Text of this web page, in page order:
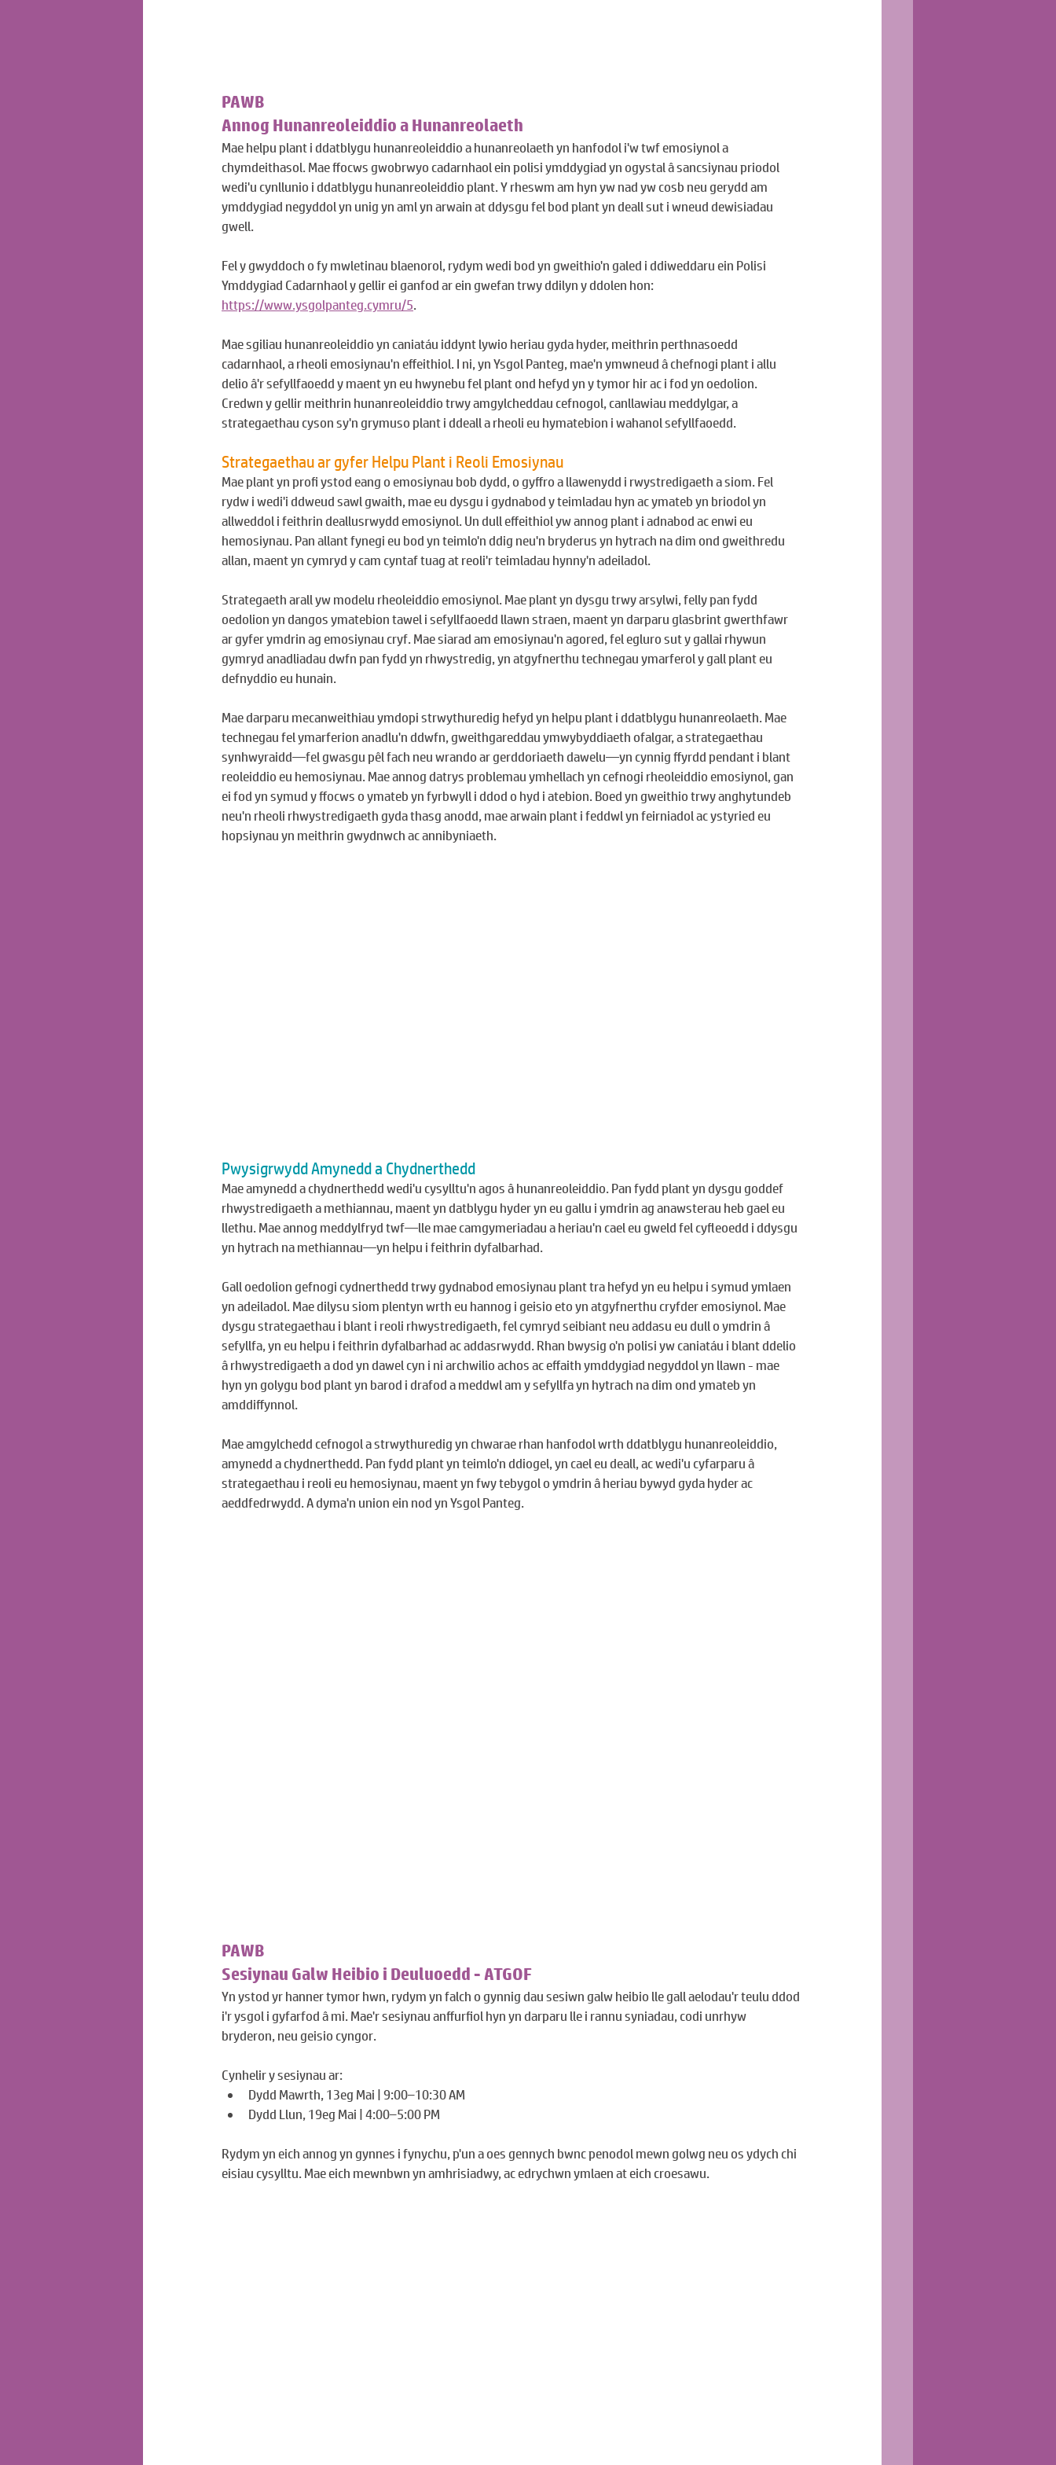
PAWB
Annog Hunanreoleiddio a Hunanreolaeth
Mae helpu plant i ddatblygu hunanreoleiddio a hunanreolaeth yn hanfodol i'w twf emosiynol a
chymdeithasol. Mae ffocws gwobrwyo cadarnhaol ein polisi ymddygiad yn ogystal â sancsiynau priodol
wedi'u cynllunio i ddatblygu hunanreoleiddio plant. Y rheswm am hyn yw nad yw cosb neu gerydd am
ymddygiad negyddol yn unig yn aml yn arwain at ddysgu fel bod plant yn deall sut i wneud dewisiadau
gwell.
Fel y gwyddoch o fy mwletinau blaenorol, rydym wedi bod yn gweithio'n galed i ddiweddaru ein Polisi
Ymddygiad Cadarnhaol y gellir ei ganfod ar ein gwefan trwy ddilyn y ddolen hon:
https://www.ysgolpanteg.cymru/5.
Mae sgiliau hunanreoleiddio yn caniatáu iddynt lywio heriau gyda hyder, meithrin perthnasoedd
cadarnhaol, a rheoli emosiynau'n effeithiol. I ni, yn Ysgol Panteg, mae'n ymwneud â chefnogi plant i allu
delio â'r sefyllfaoedd y maent yn eu hwynebu fel plant ond hefyd yn y tymor hir ac i fod yn oedolion.
Credwn y gellir meithrin hunanreoleiddio trwy amgylcheddau cefnogol, canllawiau meddylgar, a
strategaethau cyson sy'n grymuso plant i ddeall a rheoli eu hymatebion i wahanol sefyllfaoedd.
Strategaethau ar gyfer Helpu Plant i Reoli Emosiynau
Mae plant yn profi ystod eang o emosiynau bob dydd, o gyffro a llawenydd i rwystredigaeth a siom. Fel
rydw i wedi'i ddweud sawl gwaith, mae eu dysgu i gydnabod y teimladau hyn ac ymateb yn briodol yn
allweddol i feithrin deallusrwydd emosiynol. Un dull effeithiol yw annog plant i adnabod ac enwi eu
hemosiynau. Pan allant fynegi eu bod yn teimlo'n ddig neu'n bryderus yn hytrach na dim ond gweithredu
allan, maent yn cymryd y cam cyntaf tuag at reoli'r teimladau hynny'n adeiladol.
Strategaeth arall yw modelu rheoleiddio emosiynol. Mae plant yn dysgu trwy arsylwi, felly pan fydd
oedolion yn dangos ymatebion tawel i sefyllfaoedd llawn straen, maent yn darparu glasbrint gwerthfawr
ar gyfer ymdrin ag emosiynau cryf. Mae siarad am emosiynau'n agored, fel egluro sut y gallai rhywun
gymryd anadliadau dwfn pan fydd yn rhwystredig, yn atgyfnerthu technegau ymarferol y gall plant eu
defnyddio eu hunain.
Mae darparu mecanweithiau ymdopi strwythuredig hefyd yn helpu plant i ddatblygu hunanreolaeth. Mae
technegau fel ymarferion anadlu'n ddwfn, gweithgareddau ymwybyddiaeth ofalgar, a strategaethau
synhwyraidd—fel gwasgu pêl fach neu wrando ar gerddoriaeth dawelu—yn cynnig ffyrdd pendant i blant
reoleiddio eu hemosiynau. Mae annog datrys problemau ymhellach yn cefnogi rheoleiddio emosiynol, gan
ei fod yn symud y ffocws o ymateb yn fyrbwyll i ddod o hyd i atebion. Boed yn gweithio trwy anghytundeb
neu'n rheoli rhwystredigaeth gyda thasg anodd, mae arwain plant i feddwl yn feirniadol ac ystyried eu
hopsiynau yn meithrin gwydnwch ac annibyniaeth.
Pwysigrwydd Amynedd a Chydnerthedd
Mae amynedd a chydnerthedd wedi'u cysylltu'n agos â hunanreoleiddio. Pan fydd plant yn dysgu goddef
rhwystredigaeth a methiannau, maent yn datblygu hyder yn eu gallu i ymdrin ag anawsterau heb gael eu
llethu. Mae annog meddylfryd twf—lle mae camgymeriadau a heriau'n cael eu gweld fel cyfleoedd i ddysgu
yn hytrach na methiannau—yn helpu i feithrin dyfalbarhad.
Gall oedolion gefnogi cydnerthedd trwy gydnabod emosiynau plant tra hefyd yn eu helpu i symud ymlaen
yn adeiladol. Mae dilysu siom plentyn wrth eu hannog i geisio eto yn atgyfnerthu cryfder emosiynol. Mae
dysgu strategaethau i blant i reoli rhwystredigaeth, fel cymryd seibiant neu addasu eu dull o ymdrin â
sefyllfa, yn eu helpu i feithrin dyfalbarhad ac addasrwydd. Rhan bwysig o'n polisi yw caniatáu i blant ddelio
â rhwystredigaeth a dod yn dawel cyn i ni archwilio achos ac effaith ymddygiad negyddol yn llawn - mae
hyn yn golygu bod plant yn barod i drafod a meddwl am y sefyllfa yn hytrach na dim ond ymateb yn
amddiffynnol.
Mae amgylchedd cefnogol a strwythuredig yn chwarae rhan hanfodol wrth ddatblygu hunanreoleiddio,
amynedd a chydnerthedd. Pan fydd plant yn teimlo'n ddiogel, yn cael eu deall, ac wedi'u cyfarparu â
strategaethau i reoli eu hemosiynau, maent yn fwy tebygol o ymdrin â heriau bywyd gyda hyder ac
aeddfedrwydd. A dyma'n union ein nod yn Ysgol Panteg.
PAWB
Sesiynau Galw Heibio i Deuluoedd - ATGOF
Yn ystod yr hanner tymor hwn, rydym yn falch o gynnig dau sesiwn galw heibio lle gall aelodau'r teulu ddod
i'r ysgol i gyfarfod â mi. Mae'r sesiynau anffurfiol hyn yn darparu lle i rannu syniadau, codi unrhyw
bryderon, neu geisio cyngor.
Cynhelir y sesiynau ar:
Dydd Mawrth, 13eg Mai | 9:00–10:30 AM
Dydd Llun, 19eg Mai | 4:00–5:00 PM
Rydym yn eich annog yn gynnes i fynychu, p'un a oes gennych bwnc penodol mewn golwg neu os ydych chi
eisiau cysylltu. Mae eich mewnbwn yn amhrisiadwy, ac edrychwn ymlaen at eich croesawu.